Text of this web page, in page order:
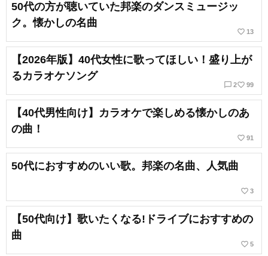
50代の方が聴いていた邦楽のダンスミュージッ
ク。懐かしの名曲
favorite_border 13
【2026年版】40代女性に歌ってほしい！盛り上が
るカラオケソング
chat_bubble_outline 2favorite_border 99
【40代男性向け】カラオケで楽しめる懐かしのあ
の曲！
favorite_border 91
50代におすすめのいい歌。邦楽の名曲、人気曲
favorite_border 3
【50代向け】歌いたくなる!ドライブにおすすめの
曲
favorite_border 5